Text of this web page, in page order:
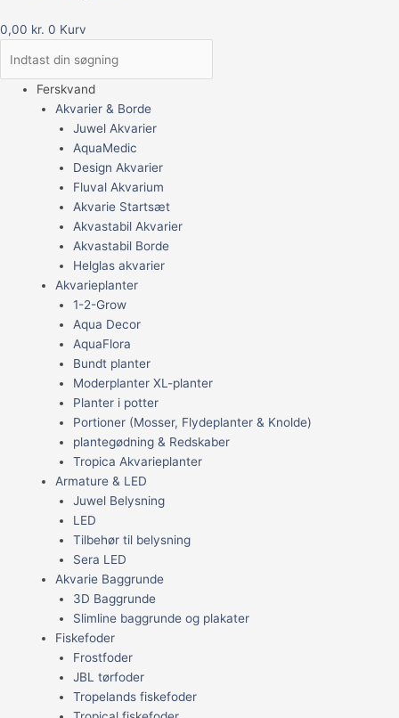
0,00 kr. 0 Kurv
Ferskvand
Akvarier & Borde
Juwel Akvarier
AquaMedic
Design Akvarier
Fluval Akvarium
Akvarie Startsæt
Akvastabil Akvarier
Akvastabil Borde
Helglas akvarier
Akvarieplanter
1-2-Grow
Aqua Decor
AquaFlora
Bundt planter
Moderplanter XL-planter
Planter i potter
Portioner (Mosser, Flydeplanter & Knolde)
plantegødning & Redskaber
Tropica Akvarieplanter
Armature & LED
Juwel Belysning
LED
Tilbehør til belysning
Sera LED
Akvarie Baggrunde
3D Baggrunde
Slimline baggrunde og plakater
Fiskefoder
Frostfoder
JBL tørfoder
Tropelands fiskefoder